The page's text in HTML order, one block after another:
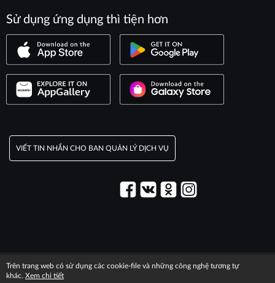
Sử dụng ứng dụng thì tiện hơn
VIẾT TIN NHẮN CHO BAN QUẢN LÝ DỊCH VỤ
Thông tin pháp lý
Trên trang web có sử dụng các cookie-file và những công nghệ tương tự
khác. Xem chi tiết